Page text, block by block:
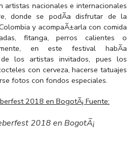
artistas nacionales e internacionales
donde se podÃ­a disfrutar de la
y acompaÃ±arla con comida
fitanga, perros calientes o
en este festival habÃ­a
de los artistas invitados, pues los
con cerveza, hacerse tatuajes
fotos con fondos especiales.
2018 en BogotÃ¡